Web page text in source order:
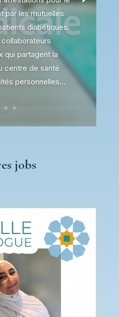
par les mutuelles
diabétiques.
qui partagent la
centre de santé
personnelles...
jobs